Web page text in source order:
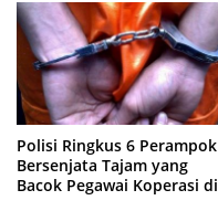
Polisi Ringkus 6 Perampok
Bersenjata Tajam yang
Bacok Pegawai Koperasi di